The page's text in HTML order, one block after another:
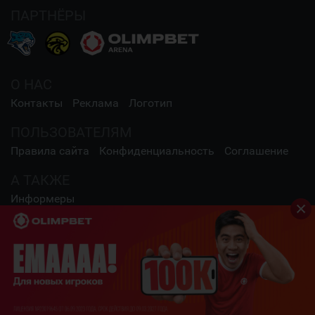
Контакты Реклама Логотип
Правила сайта Конфиденциальность Соглашение
Информеры
СОЦИАЛЬНЫЕ СЕТИ